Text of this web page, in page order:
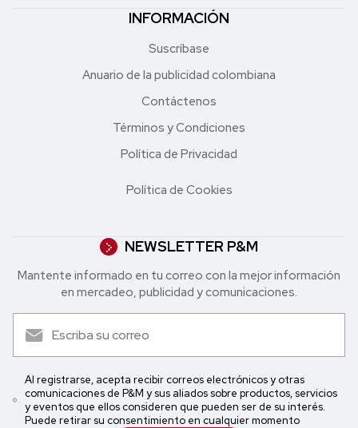
INFORMACIÓN
Suscríbase
Anuario de la publicidad colombiana
Contáctenos
Términos y Condiciones
Política de Privacidad
Política de Cookies
NEWSLETTER P&M
Mantente informado en tu correo con la mejor in formación
en mercadeo, publicidad y comunicaciones.
Al registrarse, acepta recibir correos electrónicos y otras
comunicaciones de P&M y sus aliados sobre productos, servicios
y eventos que ellos consideren que pueden ser de su interés.
Puede retirar su consentimiento en cualquier momento